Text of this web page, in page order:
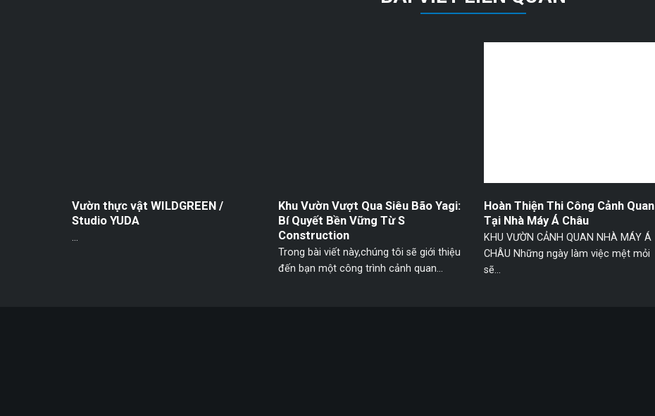
Vườn thực vật WILDGREEN /
Studio YUDA
...
Khu Vườn Vượt Qua Siêu Bão Yagi:
Bí Quyết Bền Vững Từ S
Construction
Trong bài viết này,chúng tôi sẽ giới thiệu
đến bạn một công trình cảnh quan...
Hoàn Thiện Thi Công Cảnh Quan
Tại Nhà Máy Á Châu
KHU VƯỜN CẢNH QUAN NHÀ MÁY Á
CHÂU Những ngày làm việc mệt mỏi
sẽ...